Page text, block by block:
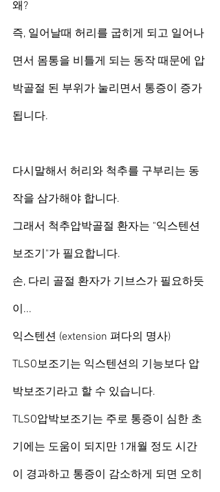
왜?
즉, 일어날때 허리를 굽히게 되고 일어나
면서 몸통을 비틀게 되는 동작 때문에 압
박골절 된 부위가 눌리면서 통증이 증가
됩니다.
다시말해서 허리와 척추를 구부리는 동
작을 삼가해야 합니다.
그래서 척추압박골절 환자는 "익스텐션
보조기"가 필요합니다.
손, 다리 골절 환자가 기브스가 필요하듯
이...
익스텐션 (extension 펴다의 명사)
TLSO보조기는 익스텐션의 기능보다 압
박보조기라고 할 수 있습니다.
TLSO압박보조기는 주로 통증이 심한 초
기에는 도움이 되지만 1개월 정도 시간
이 경과하고 통증이 감소하게 되면 오히